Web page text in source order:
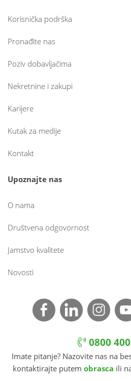
Korisnička podrška
Pronađite nas
Poziv dobavljačima
Nekretnine i zakupi
Karijere
Kutak za medije
Kontakt
Upoznajte nas
O nama
Društvena odgovornost
Jamstvo kvalitete
Novosti
0800
Imate pitanje? Nazovite nas na
kontaktirajte putem obrasca ili